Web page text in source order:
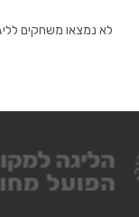
לא נמצאו משחקים